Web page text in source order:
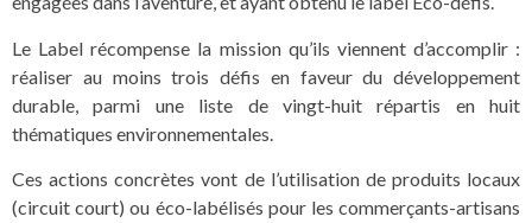
Le Label récompense la mission qu’ils viennent d’accomplir :
réaliser au moins trois défis en faveur du développement
durable, parmi une liste de vingt-huit répartis en huit
thématiques environnementales.
Ces actions concrètes vont de l’utilisation de produits locaux
(circuit court) ou éco-labélisés pour les commerçants-artisans